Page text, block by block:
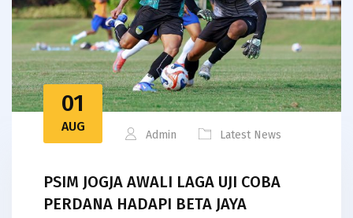
01
AUG
Admin Latest News
PSIM JOGJA AWALI LAGA UJI COBA
PERDANA HADAPI BETA JAYA